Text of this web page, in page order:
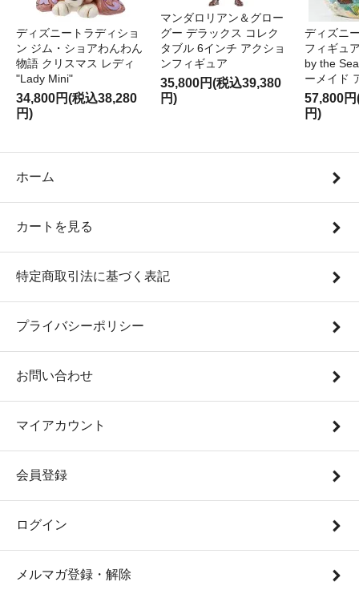
ディズニートラディショ
ン ジム・ショアわんわん
物語 クリスマス レディ
"Lady Mini"
34,800円(税込38,280
円)
マンダロリアン＆グロー
グー デラックス コレク
タブル 6インチ アクショ
ンフィギュア
35,800円(税込39,380
円)
ディズニ
フィギュ
by the
ーメイド
57,800
円)
ホーム
カートを見る
特定商取引法に基づく表記
プライバシーポリシー
お問い合わせ
マイアカウント
会員登録
ログイン
メルマガ登録・解除